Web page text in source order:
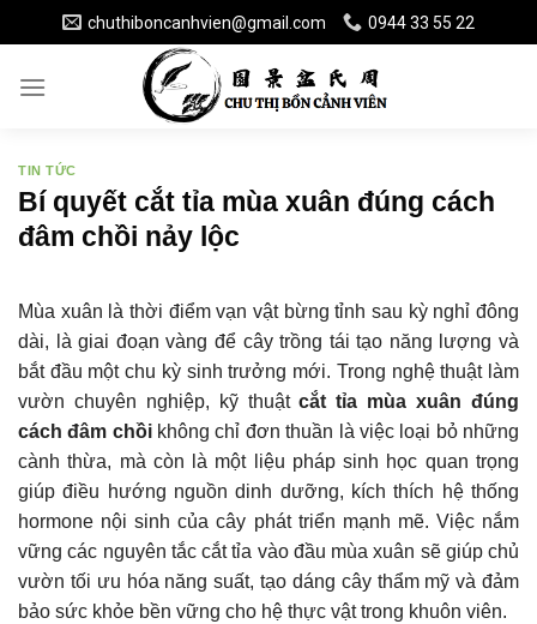
to
content
chuthiboncanhvien@gmail.com 0944 33 55 22
TIN TỨC
Bí quyết cắt tỉa mùa xuân đúng cách
đâm chồi nảy lộc
Mùa xuân là thời điểm vạn vật bừng tỉnh sau kỳ nghỉ đông
dài, là giai đoạn vàng để cây trồng tái tạo năng lượng và
bắt đầu một chu kỳ sinh trưởng mới. Trong nghệ thuật làm
vườn chuyên nghiệp, kỹ thuậtcắt tỉa mùa xuân đúng
cách đâm chồikhông chỉ đơn thuần là việc loại bỏ những
cành thừa, mà còn là một liệu pháp sinh học quan trọng
giúp điều hướng nguồn dinh dưỡng, kích thích hệ thống
hormone nội sinh của cây phát triển mạnh mẽ. Việc nắm
vững các nguyên tắc cắt tỉa vào đầu mùa xuân sẽ giúp chủ
vườn tối ưu hóa năng suất, tạo dáng cây thẩm mỹ và đảm
bảo sức khỏe bền vững cho hệ thực vật trong khuôn viên.